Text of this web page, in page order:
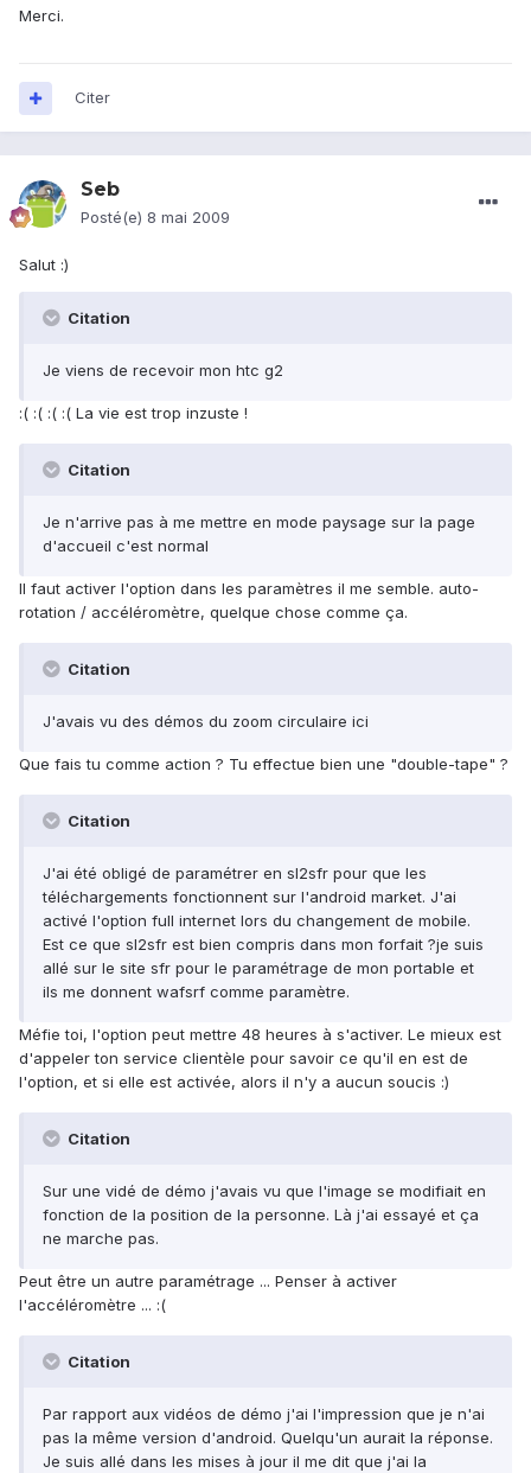
Merci.
Citer
Seb
Posté(e) 8 mai 2009
Salut :)
Citation
Je viens de recevoir mon htc g2
:( :( :( :( La vie est trop inzuste !
Citation
Je n'arrive pas à me mettre en mode paysage sur la page
d'accueil c'est normal
Il faut activer l'option dans les paramètres il me semble. auto-
rotation / accéléromètre, quelque chose comme ça.
Citation
J'avais vu des démos du zoom circulaire ici
Que fais tu comme action ? Tu effectue bien une "double-tape" ?
Citation
J'ai été obligé de paramétrer en sl2sfr pour que les
téléchargements fonctionnent sur l'android market. J'ai
activé l'option full internet lors du changement de mobile.
Est ce que sl2sfr est bien compris dans mon forfait ?je suis
allé sur le site sfr pour le paramétrage de mon portable et
ils me donnent wafsrf comme paramètre.
Méfie toi, l'option peut mettre 48 heures à s'activer. Le mieux est
d'appeler ton service clientèle pour savoir ce qu'il en est de
l'option, et si elle est activée, alors il n'y a aucun soucis :)
Citation
Sur une vidé de démo j'avais vu que l'image se modifiait en
fonction de la position de la personne. Là j'ai essayé et ça
ne marche pas.
Peut être un autre paramétrage ... Penser à activer
l'accéléromètre ... :(
Citation
Par rapport aux vidéos de démo j'ai l'impression que je n'ai
pas la même version d'android. Quelqu'un aurait la réponse.
Je suis allé dans les mises à jour il me dit que j'ai la